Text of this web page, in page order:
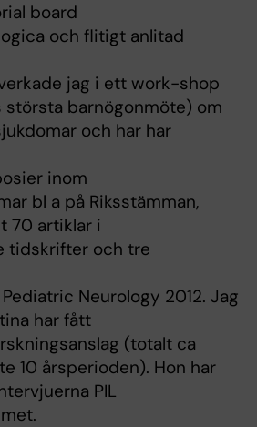
board
och flitigt anlitad
jag i ett work-shop
största barnögonmöte) om
och har har
inom
bl a på Riksstämman,
70 artiklar i
tidskrifter och tre
Neurology 2012. Jag
har fått
(totalt ca
10 årsperioden). Hon har
PIL